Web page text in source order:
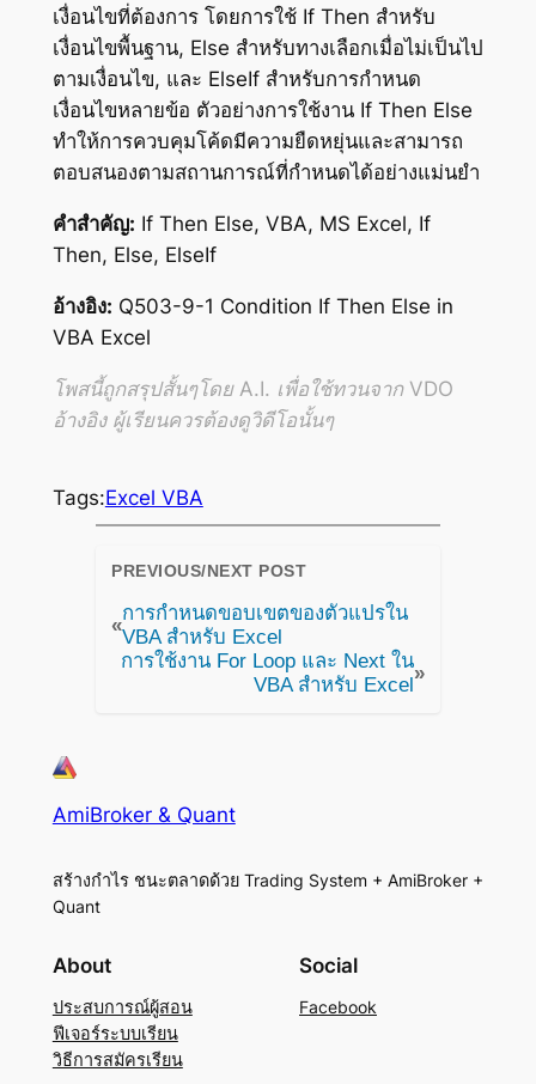
เงื่อนไขที่ต้องการ โดยการใช้ If Then สำหรับ
เงื่อนไขพื้นฐาน, Else สำหรับทางเลือกเมื่อไม่เป็นไป
ตามเงื่อนไข, และ ElseIf สำหรับการกำหนด
เงื่อนไขหลายข้อ ตัวอย่างการใช้งาน If Then Else
ทำให้การควบคุมโค้ดมีความยืดหยุ่นและสามารถ
ตอบสนองตามสถานการณ์ที่กำหนดได้อย่างแม่นยำ
คำสำคัญ: If Then Else, VBA, MS Excel, If
Then, Else, ElseIf
อ้างอิง: Q503-9-1 Condition If Then Else in
VBA Excel
โพสนี้ถูกสรุปสั้นๆโดย A.I. เพื่อใช้ทวนจาก VDO
อ้างอิง ผู้เรียนควรต้องดูวิดีโอนั้นๆ
Tags:Excel VBA
PREVIOUS/NEXT POST
«
การกำหนดขอบเขตของตัวแปรใน
VBA สำหรับ Excel
การใช้งาน For Loop และ Next ใน
VBA สำหรับ Excel
»
AmiBroker & Quant
สร้างกำไร ชนะตลาดด้วย Trading System + AmiBroker +
Quant
About
ประสบการณ์ผู้สอน
ฟีเจอร์ระบบเรียน
วิธีการสมัครเรียน
Social
Facebook